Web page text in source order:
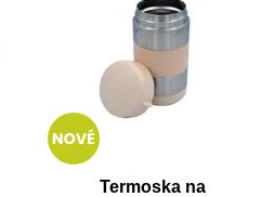
Termoska na